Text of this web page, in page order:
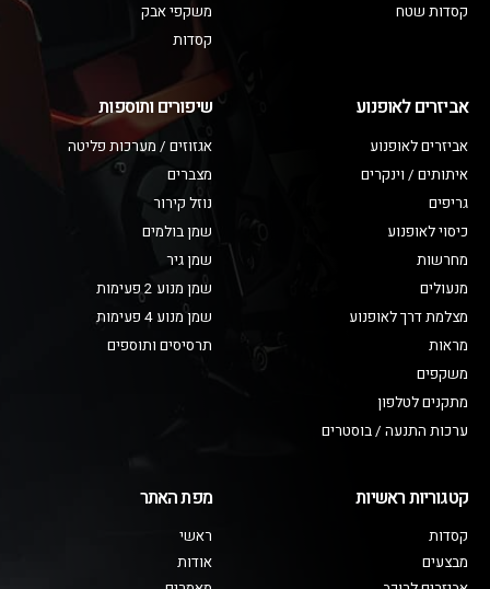
קסדות שטח
משקפי אבק
קסדות
אביזרים לאופנוע
אביזרים לאופנוע
איתותים / וינקרים
גריפים
כיסוי לאופנוע
מחרשות
מנעולים
מצלמת דרך לאופנוע
מראות
משקפים
מתקנים לטלפון
ערכות התנעה / בוסטרים
שיפורים ותוספות
אגזוזים / מערכות פליטה
מצברים
נוזל קירור
שמן בולמים
שמן גיר
שמן מנוע 2 פעימות
שמן מנוע 4 פעימות
תרסיסים ותוספים
קטגוריות ראשיות
קסדות
מבצעים
מפת האתר
ראשי
אודות